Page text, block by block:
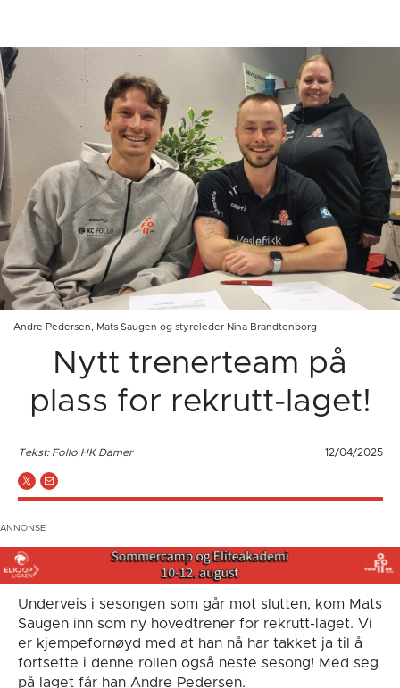
Andre Pedersen, Mats Saugen og styreleder Nina Brandtenborg
Nytt trenerteam på
plass for rekrutt-laget!
Tekst: Follo HK Damer 12/04/2025
Underveis i sesongen som går mot slutten, kom Mats
Saugen inn som ny hovedtrener for rekrutt-laget. Vi
er kjempefornøyd med at han nå har takket ja til å
fortsette i denne rollen også neste sesong! Med seg
på laget får han Andre Pedersen.